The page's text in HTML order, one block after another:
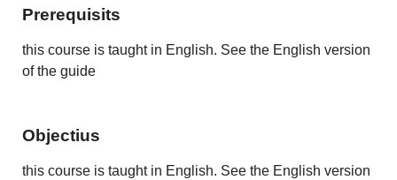
Prerequisits
this course is taught in English. See the English version
of the guide
Objectius
this course is taught in English. See the English version